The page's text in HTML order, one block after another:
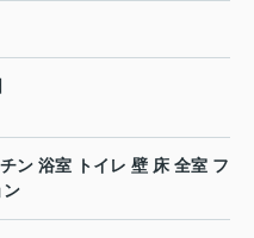
ン 浴室 トイレ 壁 床 全室 フ
ン